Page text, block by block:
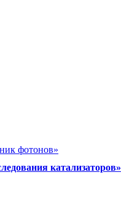
фотонов»
катализаторов»